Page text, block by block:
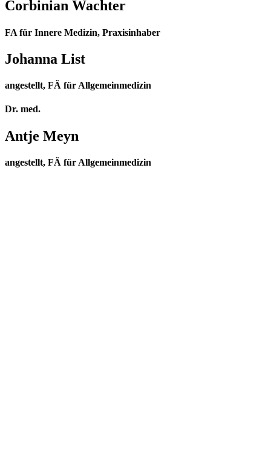
Corbinian Wachter
FA für Innere Medizin, Praxisinhaber
Johanna List
angestellt, FÄ für Allgemeinmedizin
Dr. med.
Antje Meyn
angestellt, FÄ für Allgemeinmedizin